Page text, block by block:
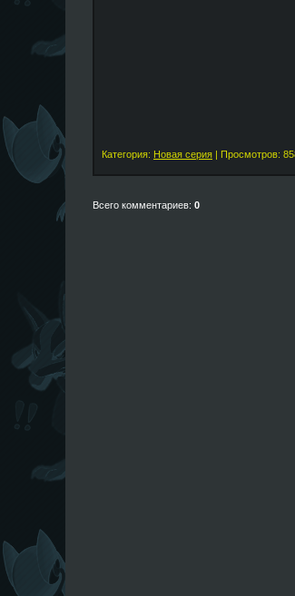
Категория: Новая серия | Просмотров:
Всего комментариев: 0